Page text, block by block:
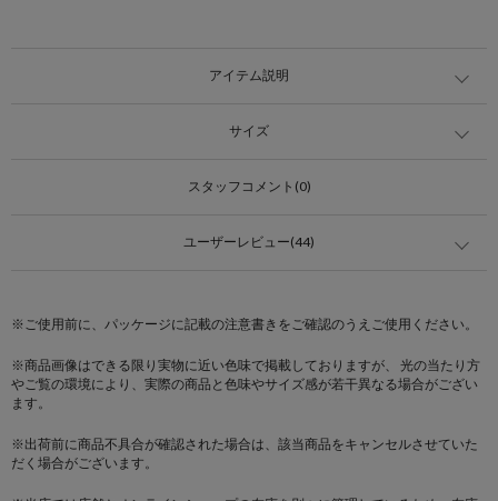
アイテム説明
サイズ
スタッフコメント(0)
ユーザーレビュー(44)
※ご使用前に、パッケージに記載の注意書きをご確認のうえご使用ください。
※商品画像はできる限り実物に近い色味で掲載しておりますが、 光の当たり方
やご覧の環境により、実際の商品と色味やサイズ感が若干異なる場合がござい
ます。
※出荷前に商品不具合が確認された場合は、該当商品をキャンセルさせていた
だく場合がございます。